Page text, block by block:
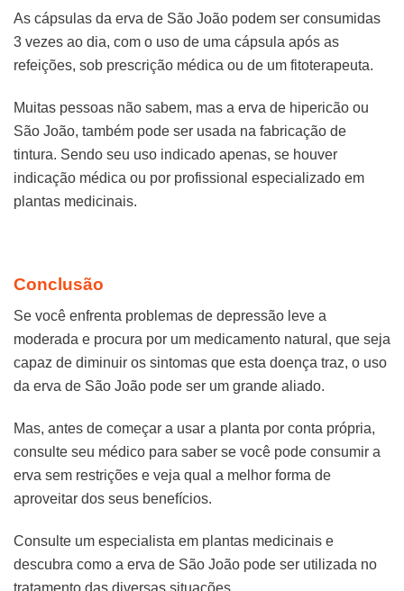
As cápsulas da erva de São João podem ser consumidas
3 vezes ao dia, com o uso de uma cápsula após as
refeições, sob prescrição médica ou de um fitoterapeuta.
Muitas pessoas não sabem, mas a erva de hipericão ou
São João, também pode ser usada na fabricação de
tintura. Sendo seu uso indicado apenas, se houver
indicação médica ou por profissional especializado em
plantas medicinais.
Conclusão
Se você enfrenta problemas de depressão leve a
moderada e procura por um medicamento natural, que seja
capaz de diminuir os sintomas que esta doença traz, o uso
da erva de São João pode ser um grande aliado.
Mas, antes de começar a usar a planta por conta própria,
consulte seu médico para saber se você pode consumir a
erva sem restrições e veja qual a melhor forma de
aproveitar dos seus benefícios.
Consulte um especialista em plantas medicinais e
descubra como a erva de São João pode ser utilizada no
tratamento das diversas situações.